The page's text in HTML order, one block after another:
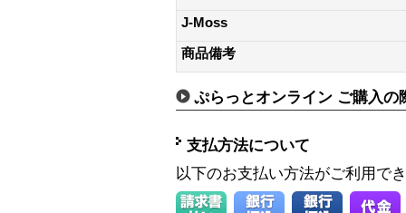
J-Moss
商品備考
ぷらっとオンライン ご購入の
支払方法について
以下のお支払い方法がご利用で